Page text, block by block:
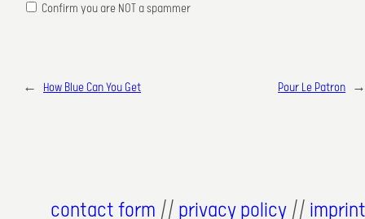
Confirm you are NOT a spammer
← How Blue Can You Get Pour Le Patron
contact form // privacy policy //